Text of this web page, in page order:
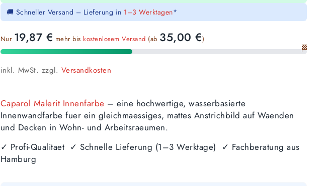
🚚 Schneller Versand – Lieferung in 1–3 Werktagen*
Nur 19,87 € mehr bis kostenlosem Versand (ab 35,00€)
🏁
inkl. MwSt. zzgl. Versandkosten
Caparol Malerit Innenfarbe – eine hochwertige, wasserbasierte
Innenwandfarbe fuer ein gleichmaessiges, mattes Anstrichbild auf Waenden
und Decken in Wohn- und Arbeitsraeumen.
✓ Profi-Qualitaet ✓ Schnelle Lieferung (1–3 Werktage) ✓ Fachberatung aus
Hamburg